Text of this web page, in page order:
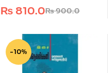
₨900.0
₨ 810.0
-10%